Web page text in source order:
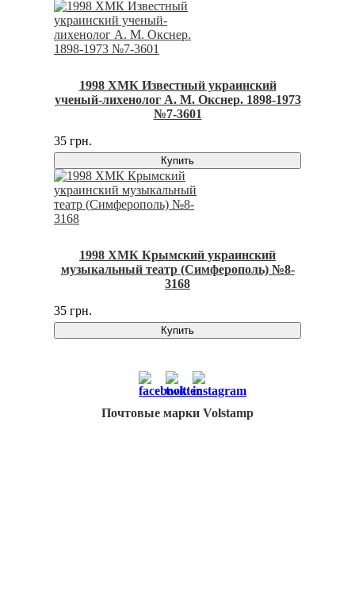
1998 ХМК Известный украинский
ученый-лихенолог А. М. Окснер. 1898-1973
№7-3601
35 грн.
Купить
1998 ХМК Крымский украинский
музыкальный театр (Симферополь) №8-
3168
35 грн.
Купить
Почтовые марки Volstamp